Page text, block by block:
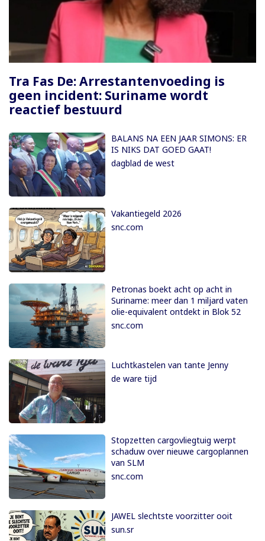
Tra Fas De: Arrestantenvoeding is
geen incident: Suriname wordt
reactief bestuurd
BALANS NA EEN JAAR SIMONS: ER
IS NIKS DAT GOED GAAT!
dagblad de west
Vakantiegeld 2026
snc.com
Petronas boekt acht op acht in
Suriname: meer dan 1 miljard vaten
olie-equivalent ontdekt in Blok 52
snc.com
Luchtkastelen van tante Jenny
de ware tijd
Stopzetten cargovliegtuig werpt
schaduw over nieuwe cargoplannen
van SLM
snc.com
JAWEL slechtste voorzitter ooit
sun.sr